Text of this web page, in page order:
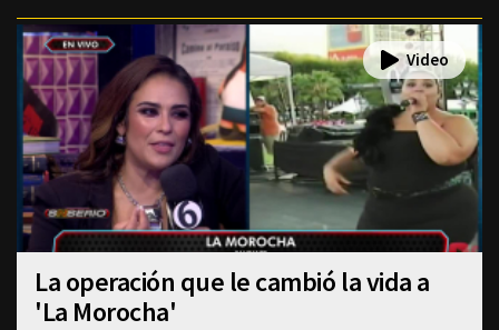
La operación que le cambió la vida a
'La Morocha'